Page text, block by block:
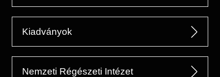
Kiadványok
Nemzeti Régészeti Intézet